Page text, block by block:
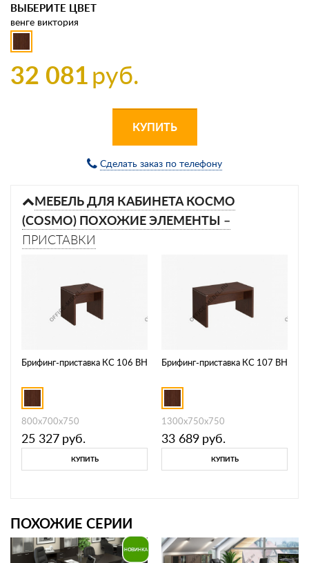
ВЫБЕРИТЕ ЦВЕТ
венге виктория
32 081руб.
КУПИТЬ
Сделать заказ по телефону
МЕБЕЛЬ ДЛЯ КАБИНЕТА КОСМО
(COSMO) ПОХОЖИЕ ЭЛЕМЕНТЫ –
ПРИСТАВКИ
Брифинг-приставка КС 106 ВН
800x700x750
25 327 руб.
КУПИТЬ
Брифинг-приставка КС 107 ВН
1300x750x750
33 689 руб.
КУПИТЬ
ПОХОЖИЕ СЕРИИ